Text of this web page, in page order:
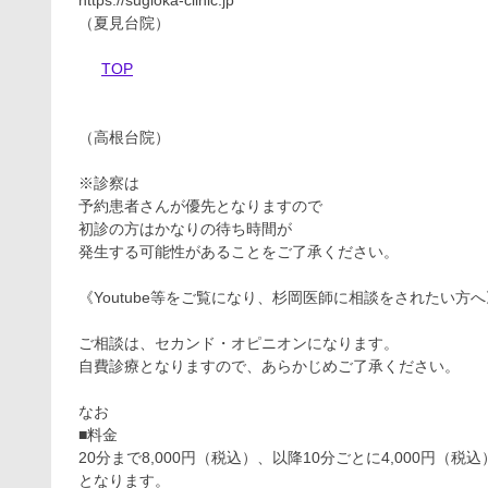
（夏見台院）
TOP
（高根台院）
※診察は
予約患者さんが優先となりますので
初診の方はかなりの待ち時間が
発生する可能性があることをご了承ください。
《Youtube等をご覧になり、杉岡医師に相談をされたい方
ご相談は、セカンド・オピニオンになります。
自費診療となりますので、あらかじめご了承ください。
なお
■料金
20分まで8,000円（税込）、以降10分ごとに4,000円（税込
となります。